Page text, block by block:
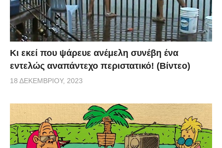
Κι εκεί που ψάρευε ανέμελη συνέβη ένα
εντελώς αναπάντεχο περιστατικό! (Βίντεο)
18 ΔΕΚΕΜΒΡΊΟΥ, 2023